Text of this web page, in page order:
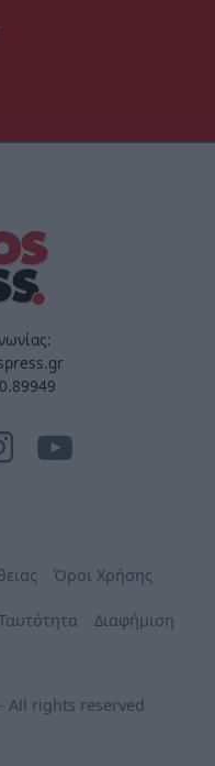
Όροι Χρήσης
Διαφήμιση
All rights reserved